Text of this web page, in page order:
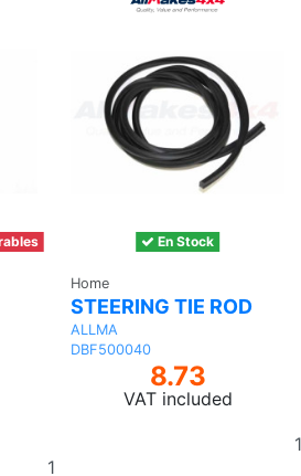
En Stock
Home
STEERING TIE ROD
ALLMA
DBF500040
8.73
VAT included